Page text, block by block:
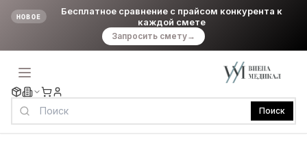
НОВОЕ
Бесплатное сравнение с прайсом конкурента к
каждой смете
Запросить смету→
Поиск